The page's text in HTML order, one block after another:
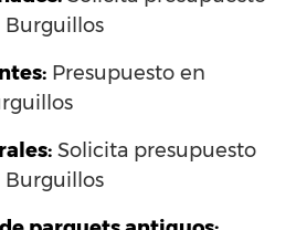
Burguillos
Presupuesto en
Solicita presupuesto
Burguillos